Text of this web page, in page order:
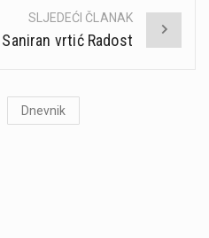
SLJEDEĆI ČLANAK
Saniran vrtić Radost
Dnevnik